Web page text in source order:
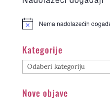
Nema nadolazećih
Kategorije
Kategorije
Nove objave